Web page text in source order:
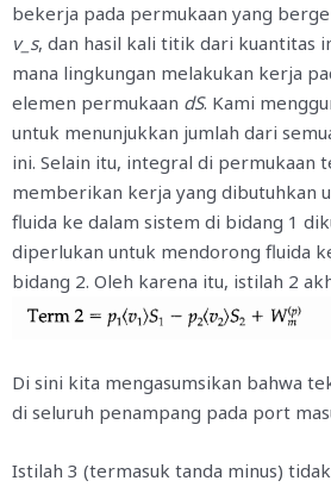
bekerja pada permukaan yang
v_s, dan hasil kali titik dari kuantitas
mana lingkungan melakukan kerja
elemen permukaan dS. Kami
untuk menunjukkan jumlah dari
ini. Selain itu, integral di permukaan
memberikan kerja yang dibutuhkan
fluida ke dalam sistem di bidang 1
diperlukan untuk mendorong fluida
bidang 2. Oleh karena itu, istilah 2
Di sini kita mengasumsikan bahwa
di seluruh penampang pada port
Istilah 3 (termasuk tanda minus)